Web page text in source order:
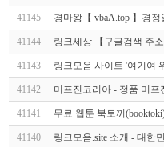
41145 경마왕【 vbaA.top 】경정
41144 링크세상 【구글검색 주
41143 링크모음 사이트 '여기여
41142 미프진코리아 - 정품 미프
41141 무료 웹툰 북토끼
41140 링크모음.site 소개 - 대한